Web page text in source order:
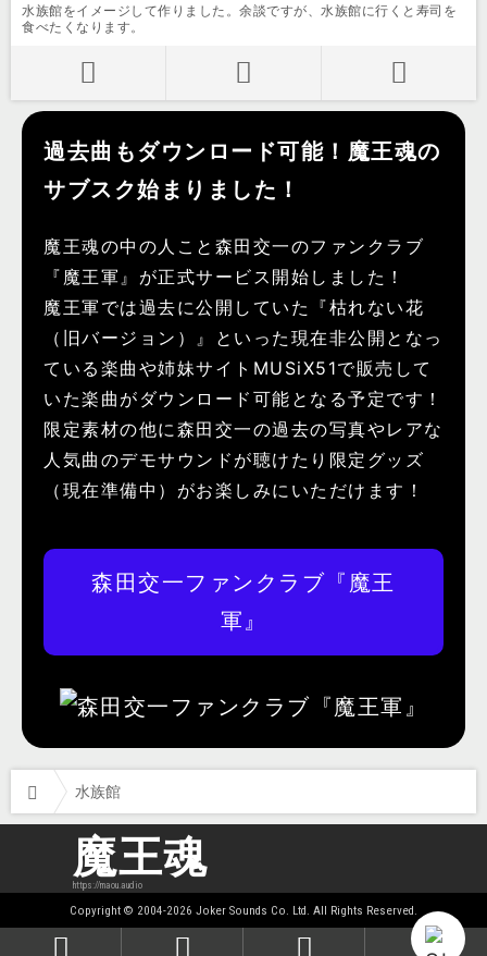
水族館をイメージして作りました。余談ですが、水族館に行くと寿司を
食べたくなります。
過去曲もダウンロード可能！魔王魂の
サブスク始まりました！
魔王魂の中の人こと森田交一のファンクラブ
『魔王軍』が正式サービス開始しました！
魔王軍では過去に公開していた『枯れない花
（旧バージョン）』といった現在非公開となっ
ている楽曲や姉妹サイトMUSiX51で販売して
いた楽曲がダウンロード可能となる予定です！
限定素材の他に森田交一の過去の写真やレアな
人気曲のデモサウンドが聴けたり限定グッズ
（現在準備中）がお楽しみにいただけます！
森田交一ファンクラブ『魔王
軍』
水族館
魔王魂
https://maou.audio
Copyright © 2004-2026 Joker Sounds Co. Ltd. All Rights Reserved.